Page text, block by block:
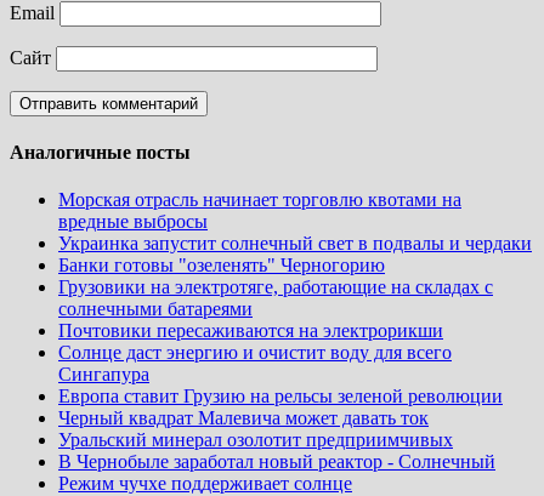
Email
Сайт
Аналогичные посты
Морская отрасль начинает торговлю квотами на
вредные выбросы
Украинка запустит солнечный свет в подвалы и чердаки
Банки готовы "озеленять" Черногорию
Грузовики на электротяге, работающие на складах с
солнечными батареями
Почтовики пересаживаются на электрорикши
Солнце даст энергию и очистит воду для всего
Сингапура
Европа ставит Грузию на рельсы зеленой революции
Черный квадрат Малевича может давать ток
Уральский минерал озолотит предприимчивых
В Чернобыле заработал новый реактор - Солнечный
Режим чучхе поддерживает солнце